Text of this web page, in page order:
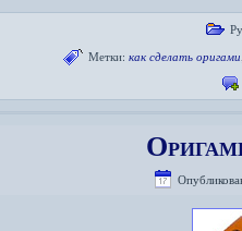
Метки: как сделать оригами